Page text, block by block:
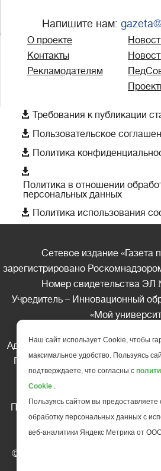
Напишите нам:
О проекте
Контакты
Рекламодателям
 Требования к публикации
 Пользовательское
 Политика

Политика в отношении
персональных данных
 Политика использования
Сетевое издание «Газета
зарегистрировано
Номер свидетельства
Учредитель – Инновационный
«Мой
Адрес редакции: 185035 Россия,
Петрозаводск, ул. Фридриха
Телефон редакции: +7
Перепечатка материалов газеты
письменного
Ссылка на «Газету
© АНО ДПО "Инновационный
Наш сайт использует Cookie, чтобы
максимальное удобство. Пользуясь
подтверждаете, что согласны с
Cookie .
Пользуясь сайтом вы предоставляете
обработку персональных данных с
веб-аналитики Яндекс Метрика от